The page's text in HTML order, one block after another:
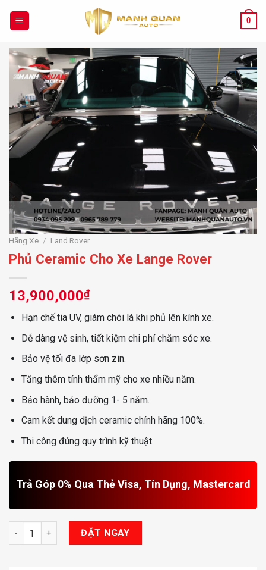
dung
0
Hãng Xe / Land Rover
Phủ Ceramic Cho Xe Lange Rover
13,900,000₫
Hạn chế tia UV, giám chói lá khi phủ lên kính xe.
Dễ dàng vệ sinh, tiết kiệm chi phí chăm sóc xe.
Bảo vệ tối đa lớp sơn zin.
Tăng thêm tính thẩm mỹ cho xe nhiều năm.
Bảo hành, bảo dưỡng 1- 5 năm.
Cam kết dung dịch ceramic chính hãng 100%.
Thi công đúng quy trình kỹ thuật.
Trả Góp 0% Qua Thẻ Visa, Tín Dụng, Mastercard
Phủ Ceramic Cho Xe Lange Rover số lượng
ĐẶT NGAY